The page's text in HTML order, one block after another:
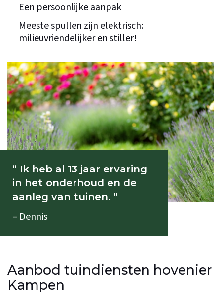
Een persoonlijke aanpak
Meeste spullen zijn elektrisch:
milieuvriendelijker en stiller!
“ Ik heb al 13 jaar ervaring
in het onderhoud en de
aanleg van tuinen. “
– Dennis
Aanbod tuindiensten hovenier
Kampen